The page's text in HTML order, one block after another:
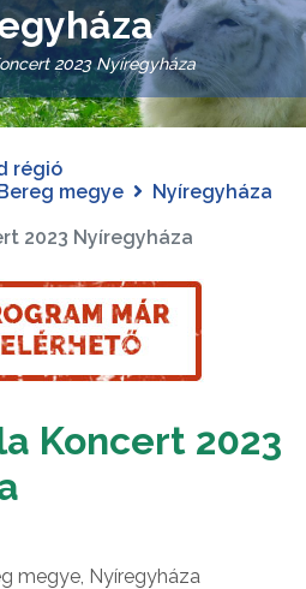
2023 Nyíregyháza
régió
megye
Nyíregyháza
2023 Nyíregyháza
Koncert 2023
megye, Nyíregyháza